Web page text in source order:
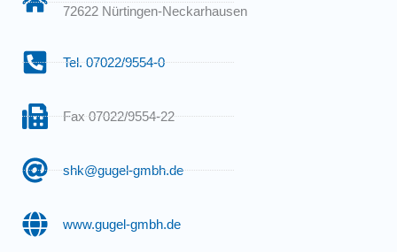
72622 Nürtingen-Neckarhausen
Tel. 07022/9554-0
Fax 07022/9554-22
shk@gugel-gmbh.de
www.gugel-gmbh.de